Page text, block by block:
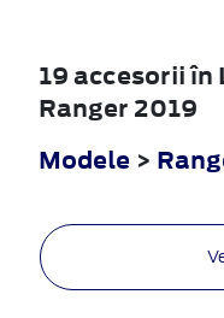
19 accesorii
Ranger 2019
Modele >